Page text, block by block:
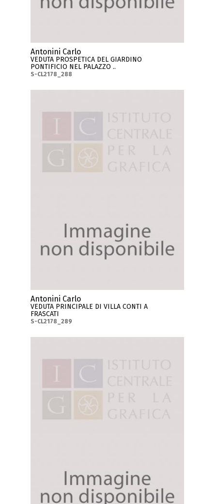
Antonini Carlo
VEDUTA PROSPETICA DEL GIARDINO
PONTIFICIO NEL PALAZZO ..
S-CL2178_288
Antonini Carlo
VEDUTA PRINCIPALE DI VILLA CONTI A
FRASCATI
S-CL2178_289